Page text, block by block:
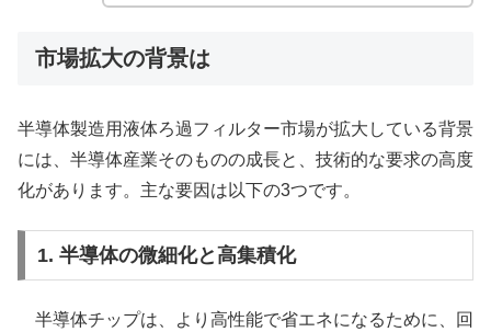
市場拡大の背景は
半導体製造用液体ろ過フィルター市場が拡大している背景
には、半導体産業そのものの成長と、技術的な要求の高度
化があります。主な要因は以下の3つです。
1. 半導体の微細化と高集積化
半導体チップは、より高性能で省エネになるために、回